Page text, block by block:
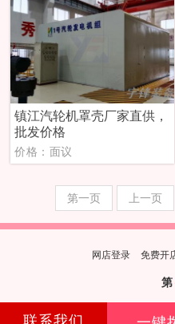
镇江汽轮机罩壳厂家直供，
批发价格
价格：面议
第一页 上一页
网店登录 免费开
第
联系我们